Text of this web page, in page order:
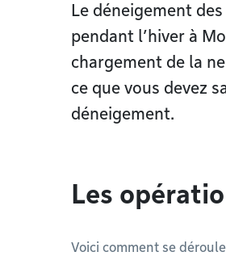
Le déneigement
pendant l’hiver à
chargement de la
ce que vous devez
déneigement.
Les
Voici comment se